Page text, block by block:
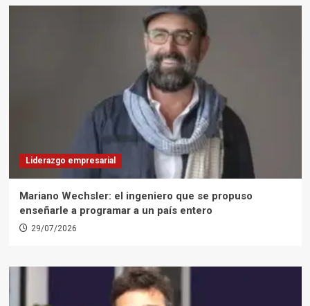
Liderazgo empresarial
Mariano Wechsler: el ingeniero que se propuso
enseñarle a programar a un país entero
29/07/2026